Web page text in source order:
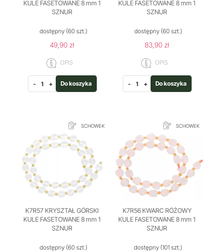
KULE FASETOWANE 8 mm 1
SZNUR
dostępny(60 szt.)
49,90 zł
OPIS
- + Do koszyka
KULE FASETOWANE 8 mm 1
SZNUR
dostępny(60 szt.)
83,90 zł
OPIS
- + Do koszyka
SCHOWEK
K7R57 KRYSZTAŁ GÓRSKI
KULE FASETOWANE 8 mm 1
SZNUR
dostępny(60 szt.)
SCHOWEK
K7R56 KWARC RÓŻOWY
KULE FASETOWANE 8 mm 1
SZNUR
dostępny (101 szt.)